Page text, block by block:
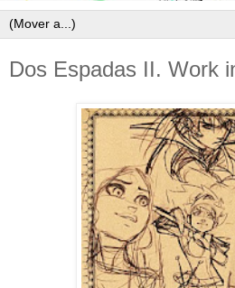
Dos Espadas II. Work